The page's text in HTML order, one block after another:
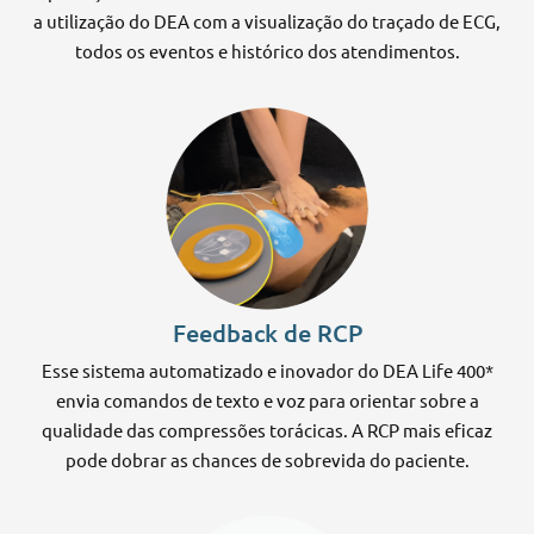
a utilização do DEA com a visualização do traçado de ECG,
todos os eventos e histórico dos atendimentos.
Feedback de RCP
Esse sistema automatizado e inovador do DEA Life 400*
envia comandos de texto e voz para orientar sobre a
qualidade das compressões torácicas. A RCP mais eficaz
pode dobrar as chances de sobrevida do paciente.